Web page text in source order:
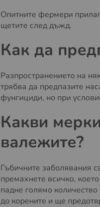
Опитните фермери
щетите след дъжд.
Как да
Разпространението на
трябва да предпазите
фунгициди, но при
Какви
валежите?
Гъбичните заболявания
премахнете всичко,
падне голямо
до корените и ще